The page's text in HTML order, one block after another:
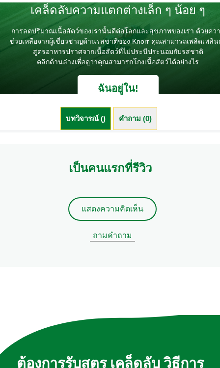
เคล็ดลับความแตกต่างเล็ก ๆ น้อย ๆ
การลดปริมาณเนื้อสัตว์ของเรานั้นดีต่อโลกและสุขภาพของเรา ด้วยคว
ช่วยเหลือจากผู้เชี่ยวชาญด้านรสชาติของ Knorr คุณสามารถเพลิดเพลิน
สูตรอาหารปราศจากเนื้อสัตว์ที่ไม่ประนีประนอมกับรสชาติ
คลิกด้านล่างเพื่อดูว่าคุณสามารถโกงเนื้อสัตว์ได้อย่างไร
ฉันอยู่ใน!
บทวิจารณ์ () คำถาม (0)
เป็นคนแรกที่รีวิว
แสดงความคิดเห็น
ถามคำถาม
ต้องการรับสูตร เคล็ดลับ วิธีการ